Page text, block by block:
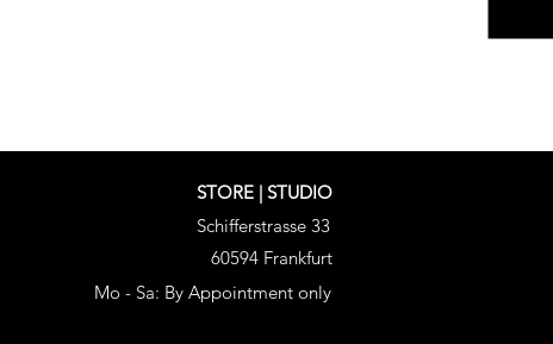
STORE | STUDIO
Schifferstrasse 33
60594 Frankfurt
Mo - Sa: By Appointment only